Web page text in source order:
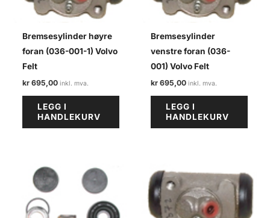
Bremsesylinder høyre
foran (036-001-1) Volvo
Felt
kr 695,00
LEGG I
HANDLEKURV
Bremsesylinder
venstre foran (036-
001) Volvo Felt
kr 695,00
LEGG I
HANDLEKURV